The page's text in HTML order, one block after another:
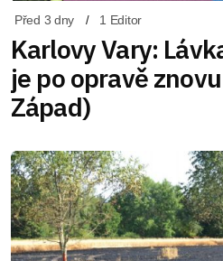
Před 3 dny 1 Editor
Karlovy Vary:
je po opravě
Západ)